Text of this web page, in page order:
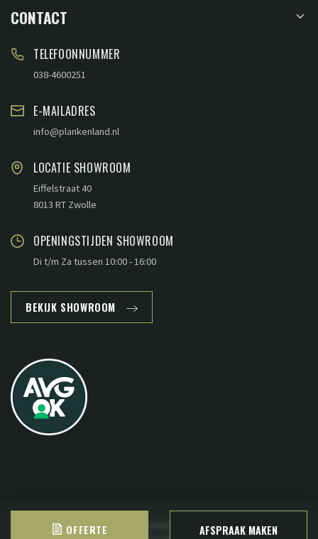
OFFERTE AFSPRAAK MAKEN
CONTACT
TELEFOONNUMMER
038-4600251
E-MAILADRES
info@plankenland.nl
LOCATIE SHOWROOM
Eiffelstraat 40
8013 RT Zwolle
OPENINGSTIJDEN SHOWROOM
Di t/m Za tussen 10:00 - 16:00
BEKIJK SHOWROOM
Copyright © 2026 - www.plankenland.nl ·Sitemap·Privacy